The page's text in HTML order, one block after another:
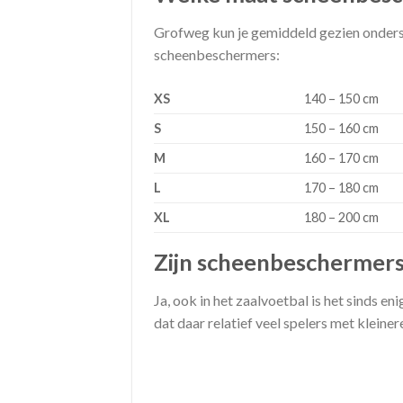
Grofweg kun je gemiddeld gezien
scheenbeschermers:
XS
140 – 150 cm
S
150 – 160 cm
M
160 – 170 cm
L
170 – 180 cm
XL
180 – 200 cm
Zijn
Ja, ook in het zaalvoetbal is het sinds
dat daar relatief veel spelers met